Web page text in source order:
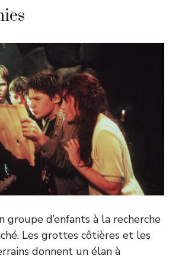
groupe d’enfants à la recherche
Les grottes côtières et les
donnent un élan à